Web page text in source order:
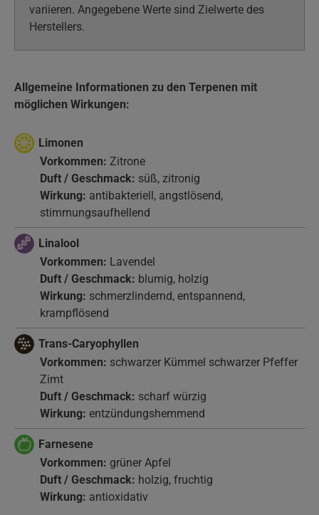
variieren. Angegebene Werte sind Zielwerte des
Herstellers.
Allgemeine Informationen zu den Terpenen mit
möglichen Wirkungen:
Limonen
Vorkommen: Zitrone
Duft / Geschmack: süß, zitronig
Wirkung: antibakteriell, angstlösend,
stimmungsaufhellend
Linalool
Vorkommen: Lavendel
Duft / Geschmack: blumig, holzig
Wirkung: schmerzlindernd, entspannend,
krampflösend
Trans-Caryophyllen
Vorkommen: schwarzer Kümmel schwarzer Pfeffer
Zimt
Duft / Geschmack: scharf würzig
Wirkung: entzündungshemmend
Farnesene
Vorkommen: grüner Apfel
Duft / Geschmack: holzig, fruchtig
Wirkung: antioxidativ